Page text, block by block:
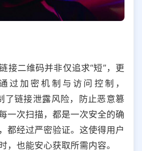
接二维码并非仅追求“短”，更
过加密机制与访问控制，
了链接泄露风险，防止恶意篡
一次扫描，都是一次安全的确
都经过严密验证。这使得用户
，也能安心获取所需内容。